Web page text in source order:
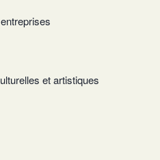
et artistiques